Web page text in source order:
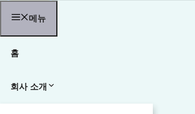
메뉴
홈
회사 소개